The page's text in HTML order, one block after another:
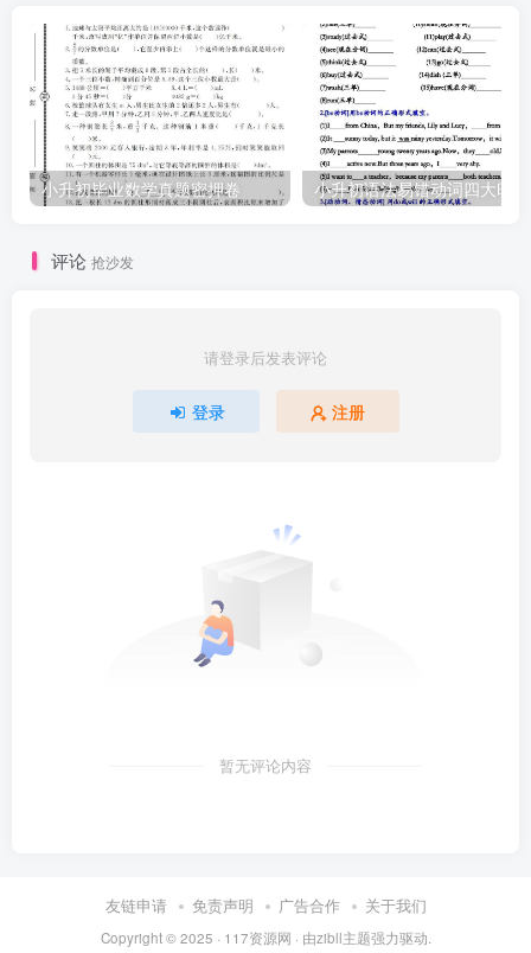
小升初毕业数学真题密押卷
评论 抢沙发
请登录后发表评论
登录 注册
暂无评论内容
友链申请 免责声明 广告合作 关于我们
Copyright © 2025 · 117资源网 · 由zibll主题强力驱动.